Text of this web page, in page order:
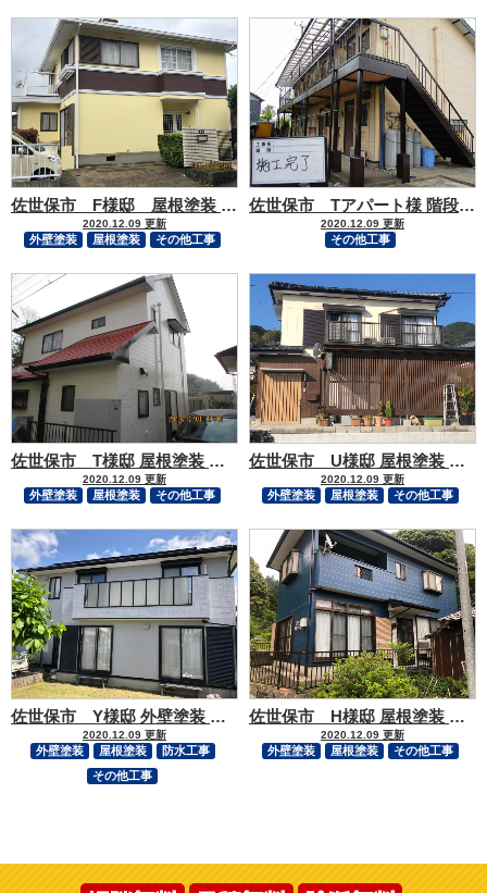
佐世保市 F様邸 屋根塗装 外壁塗装 付帯部塗装 コーキング打替え
2020.12.09 更新
外壁塗装 屋根塗装 その他工事
佐世保市 Tアパート様 階段、通路手すり塗装
2020.12.09 更新
その他工事
佐世保市 T様邸 屋根塗装 外壁塗装 付帯部塗装
2020.12.09 更新
外壁塗装 屋根塗装 その他工事
佐世保市 U様邸 屋根塗装 外塀塗装 付帯部塗装
2020.12.09 更新
外壁塗装 屋根塗装 その他工事
佐世保市 Y様邸 外壁塗装 屋根塗装 バルコニー防水工事 コーキング打替え 付帯部塗装
2020.12.09 更新
外壁塗装 屋根塗装
防水工事
その他工事
佐世保市 H様邸 屋根塗装 外壁塗装工事
2020.12.09 更新
外壁塗装 屋根塗装 その他工事